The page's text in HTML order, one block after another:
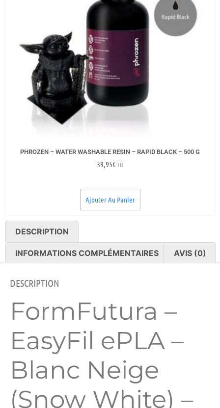
PHROZEN – WATER WASHABLE RESIN – RAPID BLACK – 500 G
39,95€ HT
Ajouter Au Panier
DESCRIPTION
INFORMATIONS COMPLÉMENTAIRES AVIS (0)
DESCRIPTION
FormFutura –
EasyFil ePLA –
Blanc Neige
(Snow White) –